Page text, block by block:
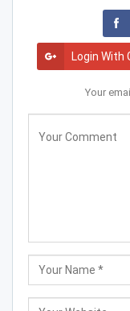
Login With
Your